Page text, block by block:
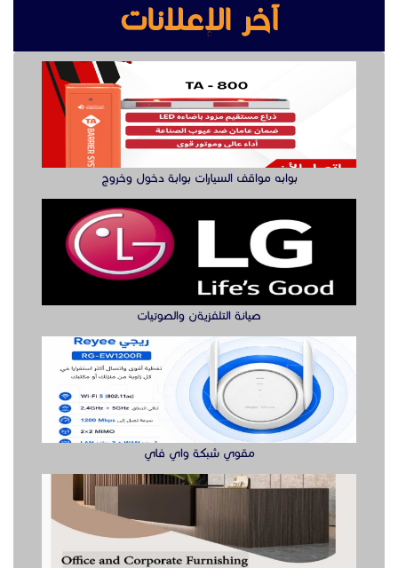
مقوي شبكة واي فاي
مصانع الأبواب الخشبية
جهاز تفتيش يدوي وكشف الجوال
راوتر ريجي لتوفير اتصال سريع